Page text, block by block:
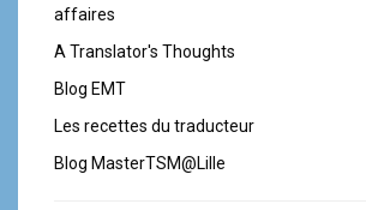
affaires
A Translator's Thoughts
Blog EMT
Les recettes du traducteur
Blog MasterTSM@Lille